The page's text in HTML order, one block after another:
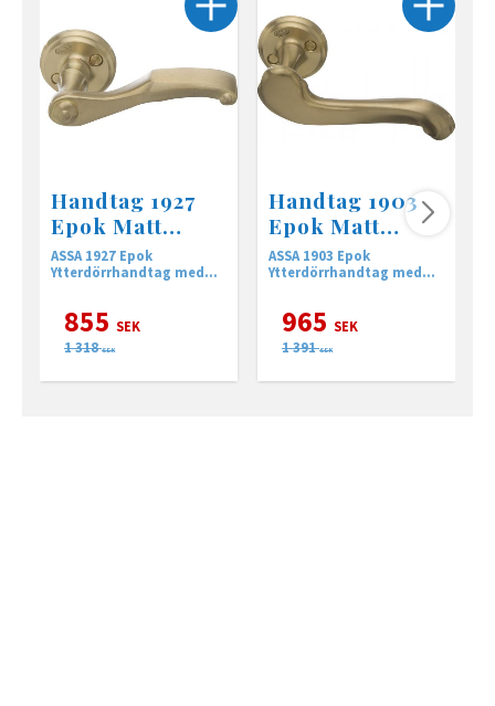
Handtag 1927
Epok Matt
mässing
ASSA 1927 Epok
Ytterdörrhandtag med
855 SEK
1 318 SEK
Handtag 1903
Epok Matt
mässing
ASSA 1903 Epok
Ytterdörrhandtag med
965 SEK
1 391 SEK